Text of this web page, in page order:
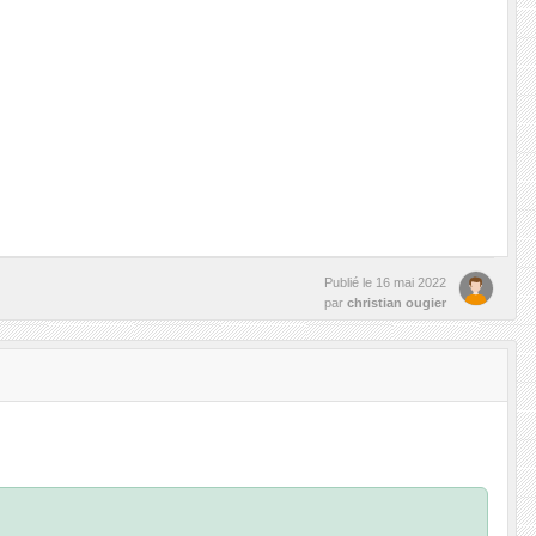
Publié le 16 mai 2022
par christian ougier